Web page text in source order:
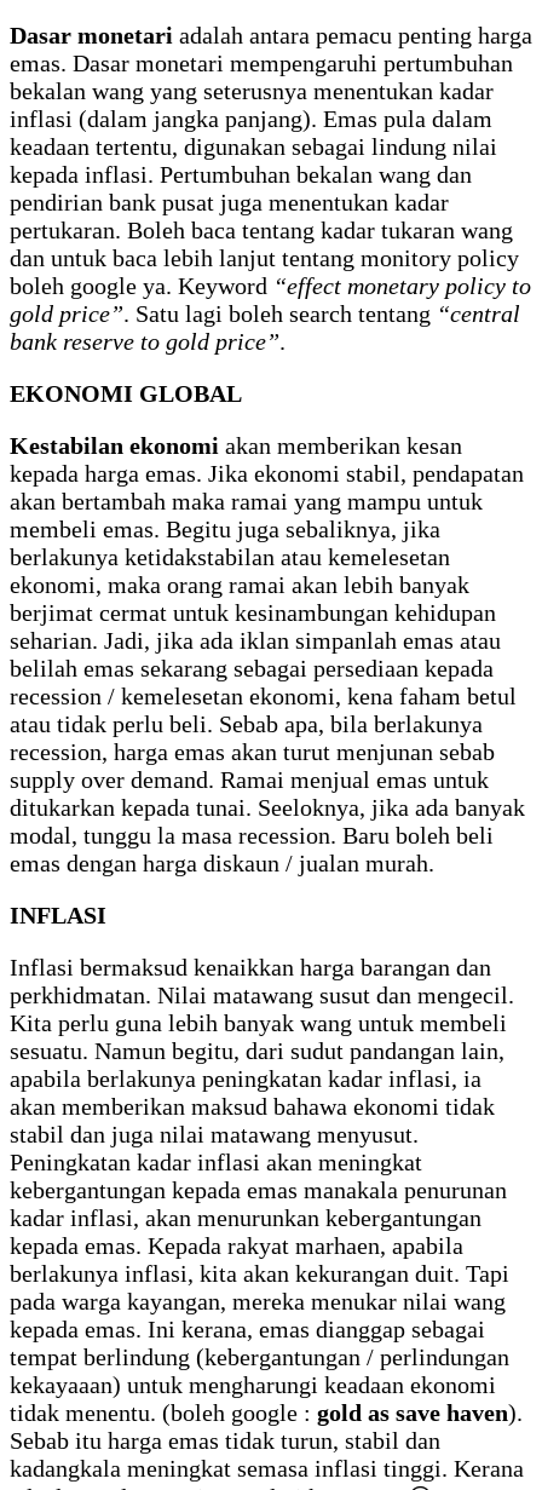
Dasar monetari adalah antara pemacu penting harga
emas. Dasar monetari mempengaruhi pertumbuhan
bekalan wang yang seterusnya menentukan kadar
inflasi (dalam jangka panjang). Emas pula dalam
keadaan tertentu, digunakan sebagai lindung nilai
kepada inflasi. Pertumbuhan bekalan wang dan
pendirian bank pusat juga menentukan kadar
pertukaran. Boleh baca tentang kadar tukaran wang
dan untuk baca lebih lanjut tentang monitory policy
boleh google ya. Keyword “effect monetary policy to
gold price”. Satu lagi boleh search tentang “central
bank reserve to gold price”.
EKONOMI GLOBAL
Kestabilan ekonomi akan memberikan kesan
kepada harga emas. Jika ekonomi stabil, pendapatan
akan bertambah maka ramai yang mampu untuk
membeli emas. Begitu juga sebaliknya, jika
berlakunya ketidakstabilan atau kemelesetan
ekonomi, maka orang ramai akan lebih banyak
berjimat cermat untuk kesinambungan kehidupan
seharian. Jadi, jika ada iklan simpanlah emas atau
belilah emas sekarang sebagai persediaan kepada
recession / kemelesetan ekonomi, kena faham betul
atau tidak perlu beli. Sebab apa, bila berlakunya
recession, harga emas akan turut menjunan sebab
supply over demand. Ramai menjual emas untuk
ditukarkan kepada tunai. Seeloknya, jika ada banyak
modal, tunggu la masa recession. Baru boleh beli
emas dengan harga diskaun / jualan murah.
INFLASI
Inflasi bermaksud kenaikkan harga barangan dan
perkhidmatan. Nilai matawang susut dan mengecil.
Kita perlu guna lebih banyak wang untuk membeli
sesuatu. Namun begitu, dari sudut pandangan lain,
apabila berlakunya peningkatan kadar inflasi, ia
akan memberikan maksud bahawa ekonomi tidak
stabil dan juga nilai matawang menyusut.
Peningkatan kadar inflasi akan meningkat
kebergantungan kepada emas manakala penurunan
kadar inflasi, akan menurunkan kebergantungan
kepada emas. Kepada rakyat marhaen, apabila
berlakunya inflasi, kita akan kekurangan duit. Tapi
pada warga kayangan, mereka menukar nilai wang
kepada emas. Ini kerana, emas dianggap sebagai
tempat berlindung (kebergantungan / perlindungan
kekayaaan) untuk mengharungi keadaan ekonomi
tidak menentu. (boleh google : gold as save haven).
Sebab itu harga emas tidak turun, stabil dan
kadangkala meningkat semasa inflasi tinggi. Kerana